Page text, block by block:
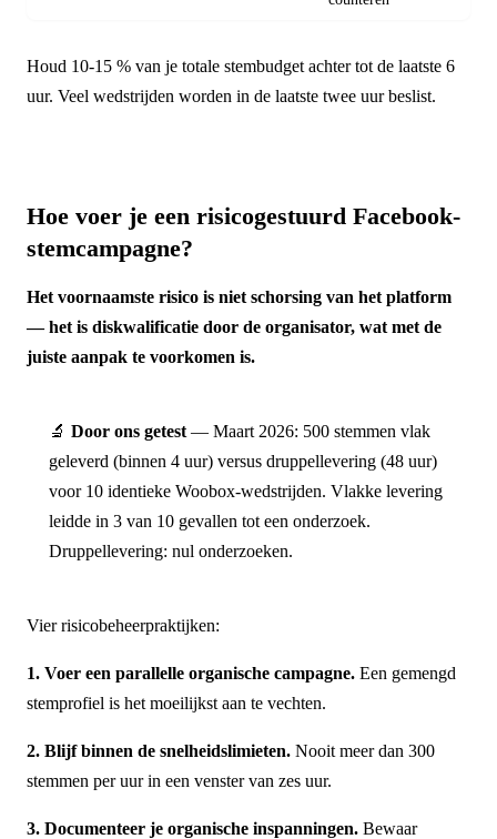
Houd 10-15 % van je totale stembudget achter tot de laatste 6
uur. Veel wedstrijden worden in de laatste twee uur beslist.
Hoe voer je een risicogestuurd Facebook-
stemcampagne?
Het voornaamste risico is niet schorsing van het platform
— het is diskwalificatie door de organisator, wat met de
juiste aanpak te voorkomen is.
🔬 Door ons getest — Maart 2026: 500 stemmen vlak
geleverd (binnen 4 uur) versus druppellevering (48 uur)
voor 10 identieke Woobox-wedstrijden. Vlakke levering
leidde in 3 van 10 gevallen tot een onderzoek.
Druppellevering: nul onderzoeken.
Vier risicobeheer­praktijken:
1. Voer een parallelle organische campagne. Een gemengd
stemprofiel is het moeilijkst aan te vechten.
2. Blijf binnen de snelheidslimieten. Nooit meer dan 300
stemmen per uur in een venster van zes uur.
3. Documenteer je organische inspanningen. Bewaar